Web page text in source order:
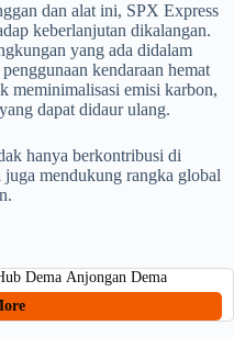
dan alat ini, SPX Express
keberlanjutan dikalangan.
yang ada didalam
kendaraan hemat
meminimalisasi emisi karbon,
dapat didaur ulang.
hanya berkontribusi di
mendukung rangka global
Dema Anjongan Dema